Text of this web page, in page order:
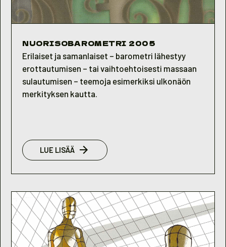
NUORISOBAROMETRI 2005
Erilaiset ja samanlaiset – barometri lähestyy
erottautumisen – tai vaihtoehtoisesti massaan
sulautumisen – teemoja esimerkiksi ulkonäön
merkityksen kautta.
LUE LISÄÄ:
NUORISOBAROMETRI